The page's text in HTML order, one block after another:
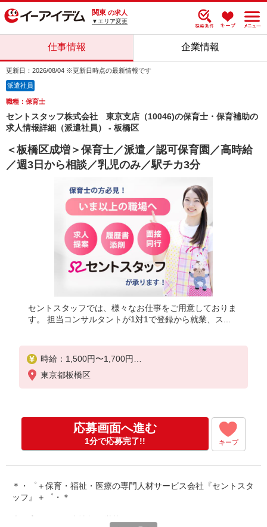
関東 の求人
▼エリア変更
仕事情報 企業情報
更新日：2026/08/04 ※更新日時点の最新情報です
派遣社員
職種：保育士
セントスタッフ株式会社 東京支店（10046)の保育士・保育補助の
求人情報詳細（派遣社員） - 板橋区
＜板橋区成増＞保育士／派遣／認可保育園／高時給
／週3日から相談／乳児のみ／駅チカ3分
セントスタッフでは、様々なお仕事をご用意しておりま
す。 担当コンサルタントが1対1で登録から就業、ス...
時給：1,500円〜1,700円
＜交通費全額別途支給＞
東京都板橋区
応募画面へ進む
1分で応募完了!! キープ
＊・゜＋保育・福祉・医療の専門人材サービス会社『セントスタ
ッフ』＋゜・＊